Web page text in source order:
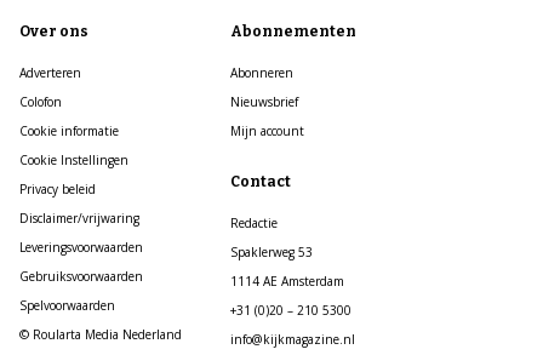
Over ons
Adverteren
Colofon
Cookie informatie
Cookie Instellingen
Privacy beleid
Disclaimer/vrijwaring
Leveringsvoorwaarden
Gebruiksvoorwaarden
Spelvoorwaarden
© Roularta Media Nederland
Abonnementen
Abonneren
Nieuwsbrief
Mijn account
Contact
Redactie
Spaklerweg 53
1114 AE Amsterdam
+31 (0)20 – 210 5300
info@kijkmagazine.nl